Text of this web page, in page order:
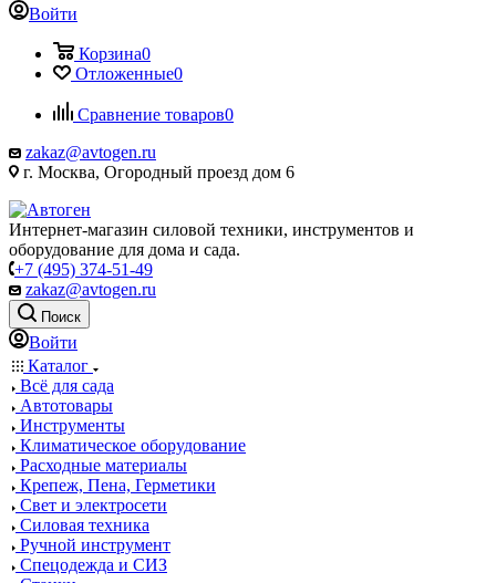
Войти
Корзина0
Отложенные0
Сравнение товаров0
zakaz@avtogen.ru
г. Москва, Огородный проезд дом 6
Интернет-магазин силовой техники, инструментов и
оборудование для дома и сада.
+7 (495) 374-51-49
zakaz@avtogen.ru
Поиск
Войти
Каталог
Всё для сада
Автотовары
Инструменты
Климатическое оборудование
Расходные материалы
Крепеж, Пена, Герметики
Свет и электросети
Силовая техника
Ручной инструмент
Спецодежда и СИЗ